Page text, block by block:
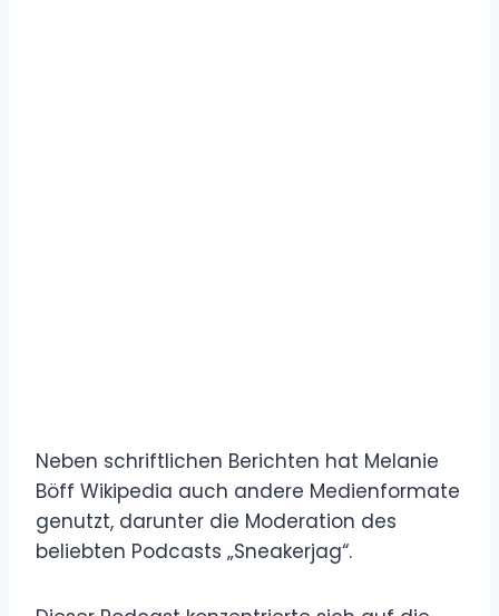
Neben schriftlichen Berichten hat Melanie
Böff Wikipedia auch andere Medienformate
genutzt, darunter die Moderation des
beliebten Podcasts „Sneakerjag“.